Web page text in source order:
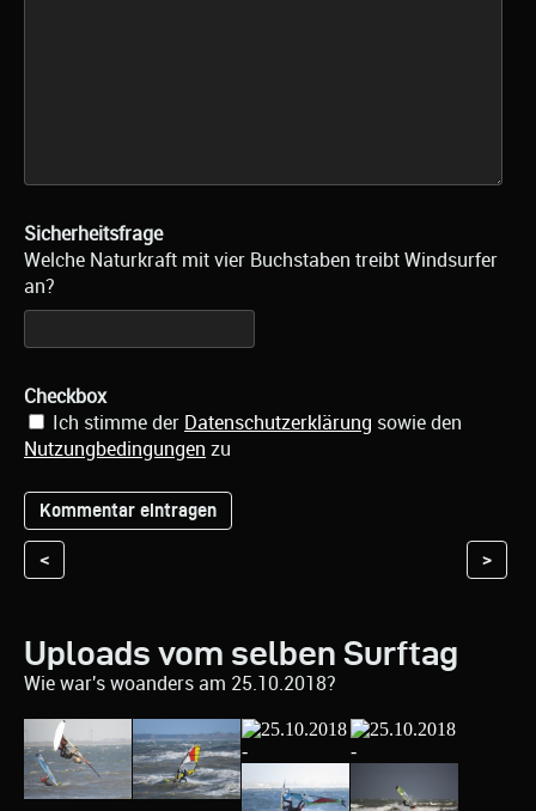
Sicherheitsfrage
Welche Naturkraft mit vier Buchstaben treibt Windsurfer
an?
Checkbox
Ich stimme der Datenschutzerklärung sowie den
Nutzungbedingungen zu
< >
Uploads vom selben Surftag
Wie war's woanders am 25.10.2018?